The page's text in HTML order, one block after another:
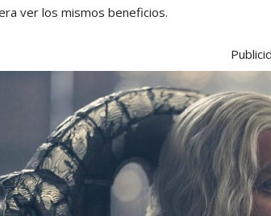
ver los mismos beneficios.